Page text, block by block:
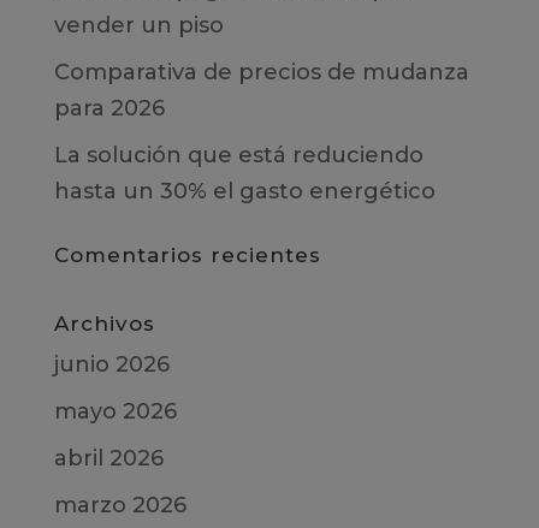
vender un piso
Comparativa de precios de mudanza
para 2026
La solución que está reduciendo
hasta un 30% el gasto energético
Comentarios recientes
Archivos
junio 2026
mayo 2026
abril 2026
marzo 2026